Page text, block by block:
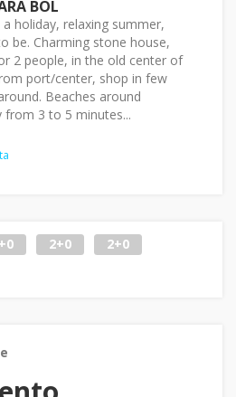
BOL
holiday, relaxing summer,
be. Charming stone house,
2 people, in the old center of
port/center, shop in few
Beaches around
3 to 5 minutes...
2+0
2+0